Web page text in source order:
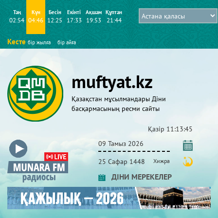
Таң
02:54
Күн
04:46
Бесін
12:25
Екінті
17:33
Ақшам
19:53
Құптан
21:44
Кесте бір жылға бір айға
muftyat.kz
Қазақстан мұсылмандары Діни
басқармасының ресми сайты
Қазір 11:13:46
09 Тамыз 2026
25 Сафар 1448 Хижра
ДІНИ МЕРЕКЕЛЕР